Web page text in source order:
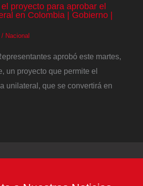
proyecto para aprobar el
en Colombia | Gobierno |
/ Nacional
aprobó este martes,
un proyecto que permite el
unilateral, que se convertirá en